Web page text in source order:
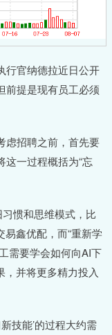
官纳德拉近日公开
前提是现有员工必须
招聘之前，首先要
一过程概括为“忘
惯和思维模式，比
鑫优配，而“重新学
需要学会如何向AI下
并将更多精力投入
技能’的过程大约需